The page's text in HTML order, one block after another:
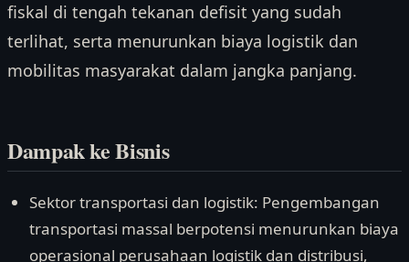
fiskal di tengah tekanan defisit yang sudah
terlihat, serta menurunkan biaya logistik dan
mobilitas masyarakat dalam jangka panjang.
Dampak ke Bisnis
Sektor transportasi dan logistik: Pengembangan
transportasi massal berpotensi menurunkan biaya
operasional perusahaan logistik dan distribusi,